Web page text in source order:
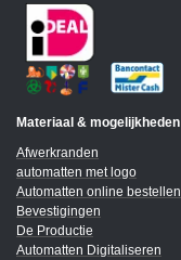
Materiaal & mogelijkheden
Afwerkranden
automatten met logo
Automatten online bestellen
Bevestigingen
De Productie
Automatten Digitaliseren